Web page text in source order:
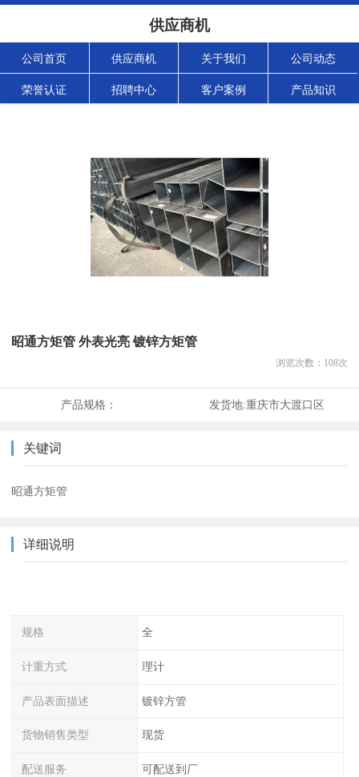
供应商机
公司首页 供应商机 关于我们 公司动态
荣誉认证 招聘中心 客户案例 产品知识
昭通方矩管 外表光亮 镀锌方矩管
浏览次数： 108次
产品规格： 发货地:重庆市大渡口区
关键词
昭通方矩管
详细说明
规格 全
计重方式 理计
产品表面描述 镀锌方管
货物销售类型 现货
配送服务 可配送到厂